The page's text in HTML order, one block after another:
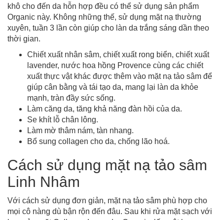
khô cho đến da hỗn hợp đều có thể sử dụng sản phẩm
Organic này. Không những thế, sử dụng mặt nạ thường
xuyên, tuần 3 lần còn giúp cho làn da trắng sáng dần theo
thời gian.
Chiết xuất nhân sâm, chiết xuất rong biển, chiết xuất
lavender, nước hoa hồng Provence cùng các chiết
xuất thực vật khác được thêm vào mặt nạ tảo sâm để
giúp cân bằng và tái tạo da, mang lại làn da khỏe
mạnh, tràn đầy sức sống.
Làm căng da, tăng khả năng đàn hồi của da.
Se khít lỗ chân lông.
Làm mờ thâm nám, tàn nhang.
Bổ sung collagen cho da, chống lão hoá.
Cách sử dụng mặt nạ tảo sâm
Linh Nhâm
Với cách sử dụng đơn giản, mặt nạ tảo sâm phù hợp cho
mọi cô nàng dù bận rộn đến đâu. Sau khi rửa mặt sạch với